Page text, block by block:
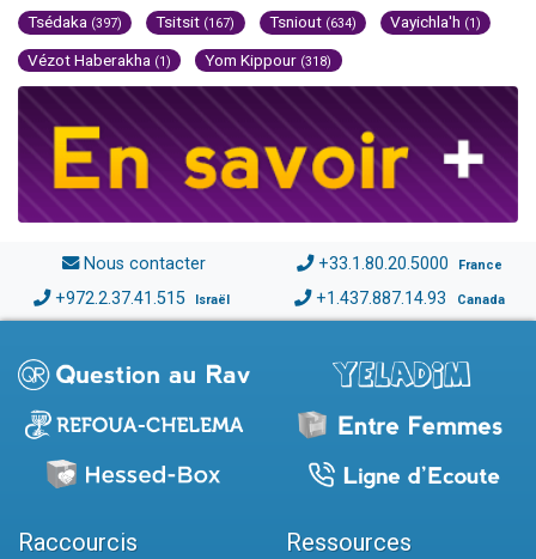
Tsédaka (397) Tsitsit (167) Tsniout (634) Vayichla'h (1)
Vézot Haberakha (1) Yom Kippour (318)
Nous contacter +33.1.80.20.5000 France
+972.2.37.41.515 Israël +1.437.887.14.93 Canada
Raccourcis Ressources